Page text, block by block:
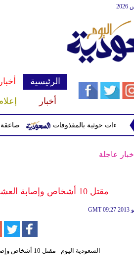
الرئيسية
أخبار
صاعقة تقتل لاعبا
أخبار عاجلة
مقتل 10 أشخاص وإصابة العشرات جراء سلسلة انفجارات في العراق
GMT